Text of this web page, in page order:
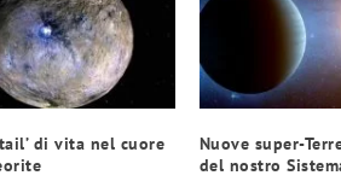
di vita nel cuore
Nuove super-
del nostro